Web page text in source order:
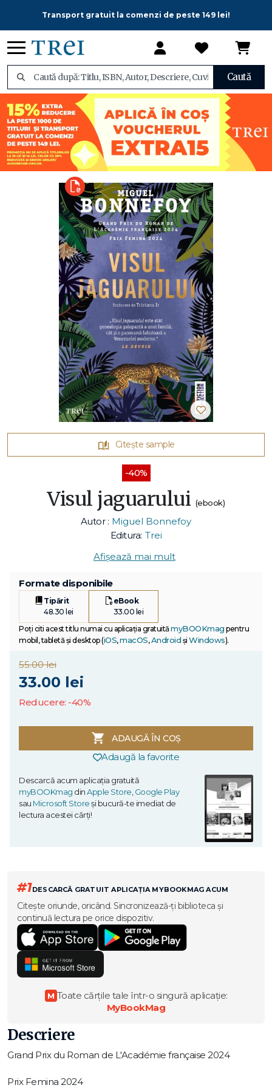
Transport gratuit la comenzi de peste 149 lei!
Caută
Citește sample
-40%
Visul jaguarului (ebook)
Autor : Miguel Bonnefoy
Editura: Trei
Afișează mai mult
Formate disponibile
Tipărit
48.30 lei
eBook
33.00 lei
Poți citi acest titlu numai cu aplicația gratuitămyBOOKmag pentru
mobil, tabletă și desktop (iOS,macOS,Android și Windows).
55.00 lei
33.00 lei
Reducere: -40%
ADAUGĂ ÎN COȘ
Adaugă la favorite
Descarcă acum aplicația gratuită
myBOOKmag dinApple Store,Google Play
sau Microsoft Storeși bucură-te imediat de
lectura acestei cărți!
#1DESCARCĂ GRATUIT APLICAȚIA MYBOOKMAG ACUM
Citește oriunde, oricând. Sincronizează-ți biblioteca și
continuă lectura pe orice dispozitiv.
M Toate cărțile tale într-o singură aplicație:
MyBookMag
Descriere
Grand Prix du Roman de L'Académie française 2024
Prix Femina 2024